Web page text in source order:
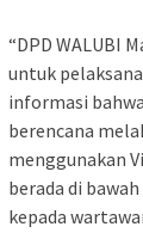
“DPD WALUBI
untuk
informasi
berencana
menggunakan
berada di
kepada